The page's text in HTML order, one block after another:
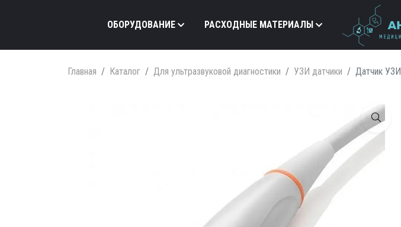
ОБОРУДОВАНИЕ РАСХОДНЫЕ МАТЕРИАЛЫ
Главная Каталог Для ультразвуковой диагностики УЗИ датчики Датчик